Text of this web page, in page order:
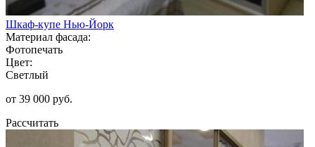
Шкаф-купе Нью-Йорк
Материал фасада:
Фотопечать
Цвет:
Светлый
от 39 000 руб.
Рассчитать